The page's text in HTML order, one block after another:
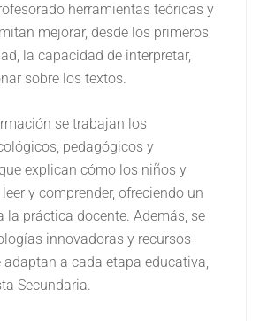
herramientas teóricas y
mejorar, desde los primeros
la capacidad de interpretar,
sobre los textos.
se trabajan los
pedagógicos y
explican cómo los niños y
y comprender, ofreciendo un
la práctica docente. Además, se
innovadoras y recursos
a cada etapa educativa,
Secundaria.